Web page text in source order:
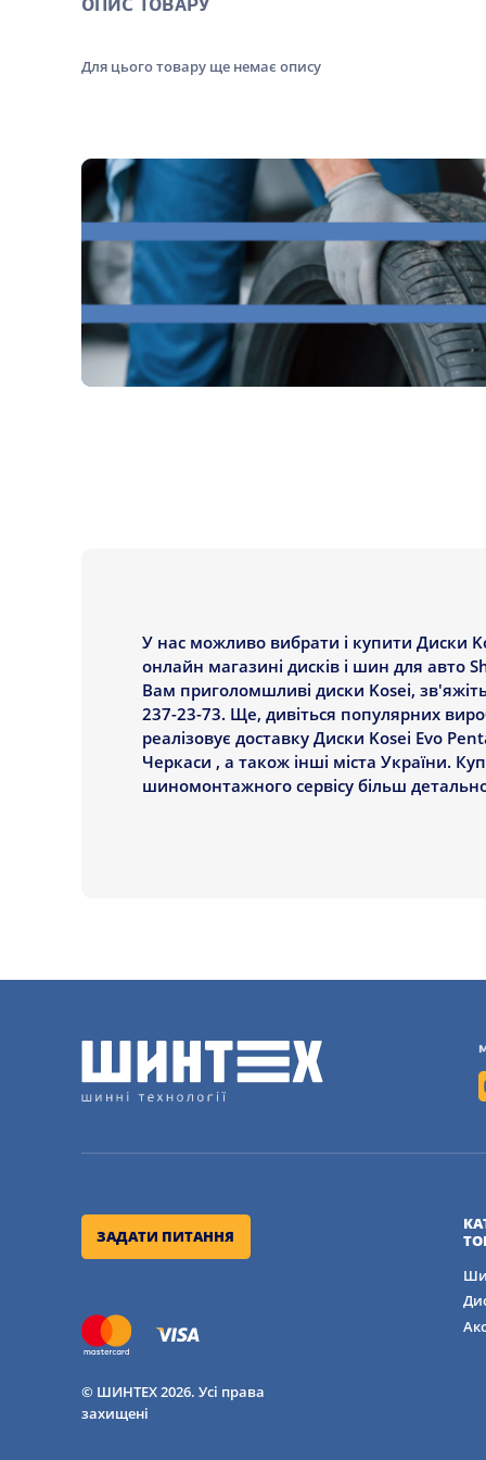
ОПИС ТОВАРУ
Для цього товару ще немає опису
У нас можливо вибрати і купити Диски
онлайн магазині дисків і шин для авто
Вам приголомшливі диски Kosei,
237-23-73. Ще, дивіться популярних
реалізовує доставку Диски Kosei Evo
Черкаси , а також інші міста України.
шиномонтажного сервісу більш
ЗАДАТИ ПИТАННЯ
© ШИНТЕХ 2026. Усі права
захищені